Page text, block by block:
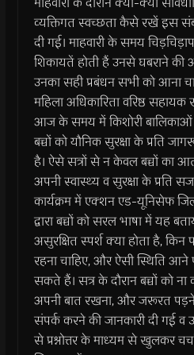
व्यक्तिगत स्वच्छता कैसे रखें इस
दी गई। माहवारी के समय
शिकायतें होती हैं उनसे घबराने
उनका सही प्रबंधन सभी को आना
महिला अधिकारिता वरिष्ठ सहायक
आज के समय में किशोरी बालिकाओं
बच्चों को यौनिक सुरक्षा के प्रति
है। ऐसे सत्रों से न केवल बच्चों का
अपनी स्वास्थ्य व सुरक्षा के प्रति
कार्यक्रम में एक्शन एड-यूनिसेफ
द्वारा बच्चों को सरल भाषा में यह
असुरक्षित स्पर्श क्या होता है, किन
रहना चाहिए, और ऐसी स्थिति
सकते हैं। सत्र के दौरान बच्चों को
अपनी बात रखना, और जरूरत
संपर्क करने की जानकारी दी गई व
से प्रश्नोत्तर के माध्यम से खुलकर